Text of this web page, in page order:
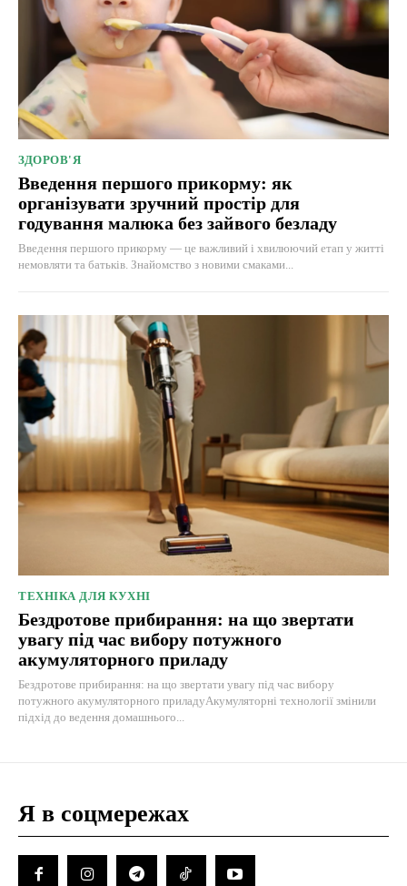
ЗДОРОВ'Я
Введення першого прикорму: як
організувати зручний простір для
годування малюка без зайвого безладу
Введення першого прикорму — це важливий і хвилюючий етап у житті
немовляти та батьків. Знайомство з новими смаками...
ТЕХНІКА ДЛЯ КУХНІ
Бездротове прибирання: на що звертати
увагу під час вибору потужного
акумуляторного приладу
Бездротове прибирання: на що звертати увагу під час вибору
потужного акумуляторного приладуАкумуляторні технології змінили
підхід до ведення домашнього...
Я в соцмережах